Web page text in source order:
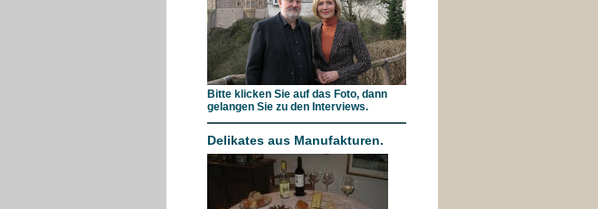
Bitte klicken Sie auf das Foto, dann
gelangen Sie zu den Interviews.
Delikates aus Manufakturen.